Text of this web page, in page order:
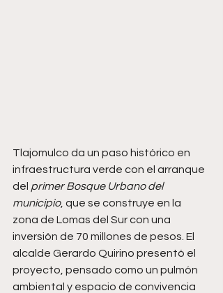
Tlajomulco da un paso histórico en
infraestructura verde con el arranque
del primer Bosque Urbano del
municipio, que se construye en la
zona de Lomas del Sur con una
inversión de 70 millones de pesos. El
alcalde Gerardo Quirino presentó el
proyecto, pensado como un pulmón
ambiental y espacio de convivencia